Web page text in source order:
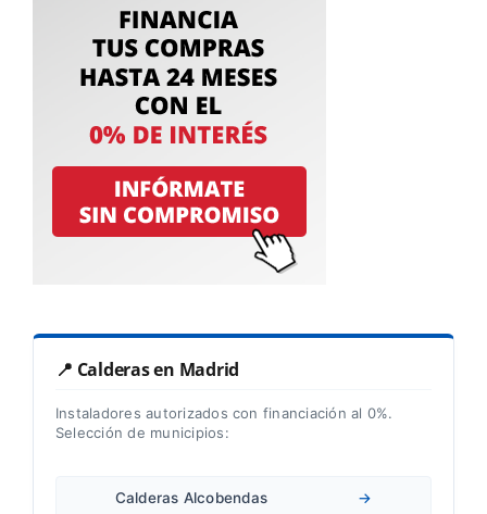
📍 Calderas en Madrid
Instaladores autorizados con financiación al 0%.
Selección de municipios:
Calderas Alcobendas →